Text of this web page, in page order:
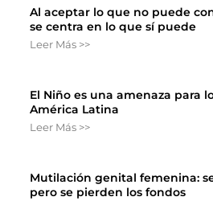
Al aceptar lo que no puede
se centra en lo que sí puede
Leer Más >>
El Niño es una amenaza para
América Latina
Leer Más >>
Mutilación genital femenina:
pero se pierden los fondos